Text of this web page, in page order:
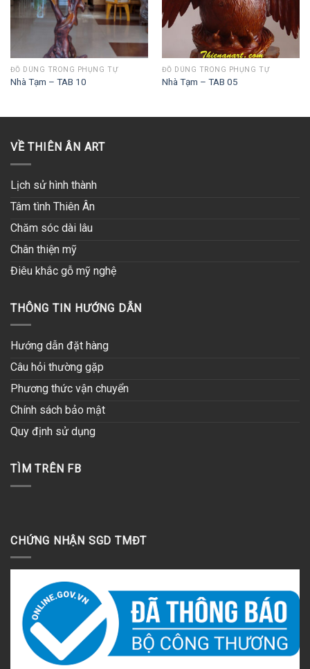
ĐỒ DÙNG TRONG PHỤNG TỰ
Nhà Tạm – TAB 10
ĐỒ DÙNG TRONG PHỤNG TỰ
Nhà Tạm – TAB 05
VỀ THIÊN ÂN ART
Lịch sử hình thành
Tâm tình Thiên Ân
Chăm sóc dài lâu
Chân thiện mỹ
Điêu khắc gỗ mỹ nghệ
THÔNG TIN HƯỚNG DẪN
Hướng dẫn đặt hàng
Câu hỏi thường gặp
Phương thức vận chuyển
Chính sách bảo mật
Quy định sử dụng
TÌM TRÊN FB
CHỨNG NHẬN SGD TMĐT